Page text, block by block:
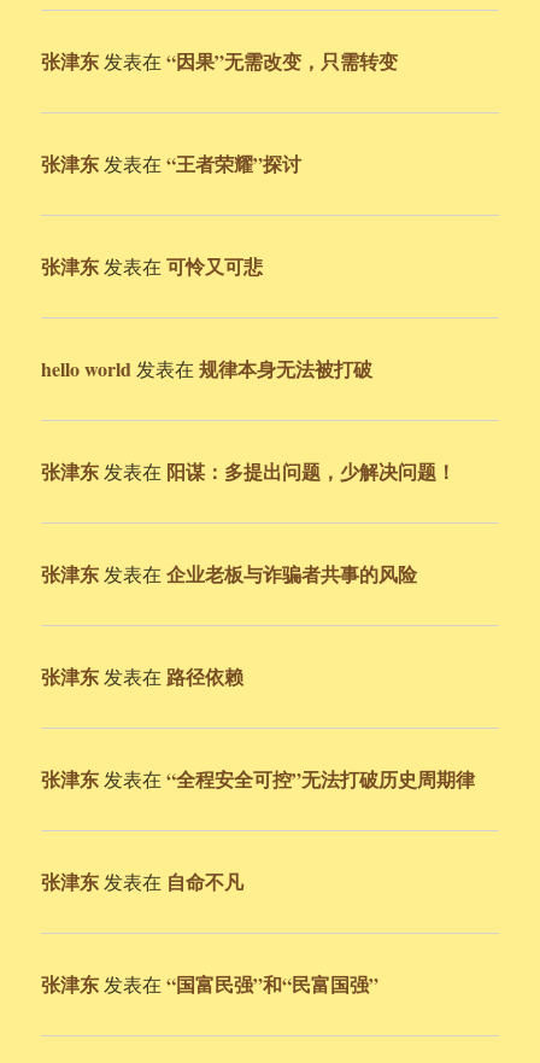
张津东 发表在“因果”无需改变，只需转变
张津东 发表在“王者荣耀”探讨
张津东 发表在可怜又可悲
hello world 发表在规律本身无法被打破
张津东 发表在 阳谋：多提出问题，少解决问题！
张津东 发表在企业老板与诈骗者共事的风险
张津东 发表在 路径依赖
张津东 发表在“全程安全可控”无法打破历史周期律
张津东 发表在 自命不凡
张津东 发表在“国富民强”和“民富国强”